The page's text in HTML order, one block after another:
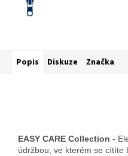
Popis Diskuze Značka
EASY CARE Collection -
údržbou, ve kterém se